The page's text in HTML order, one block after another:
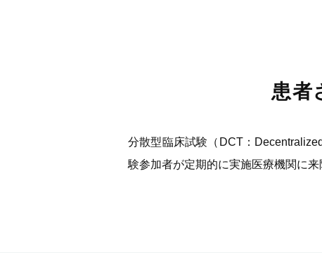
患者
分散型臨床試験（DCT：
験参加者が定期的に実施医療機関に